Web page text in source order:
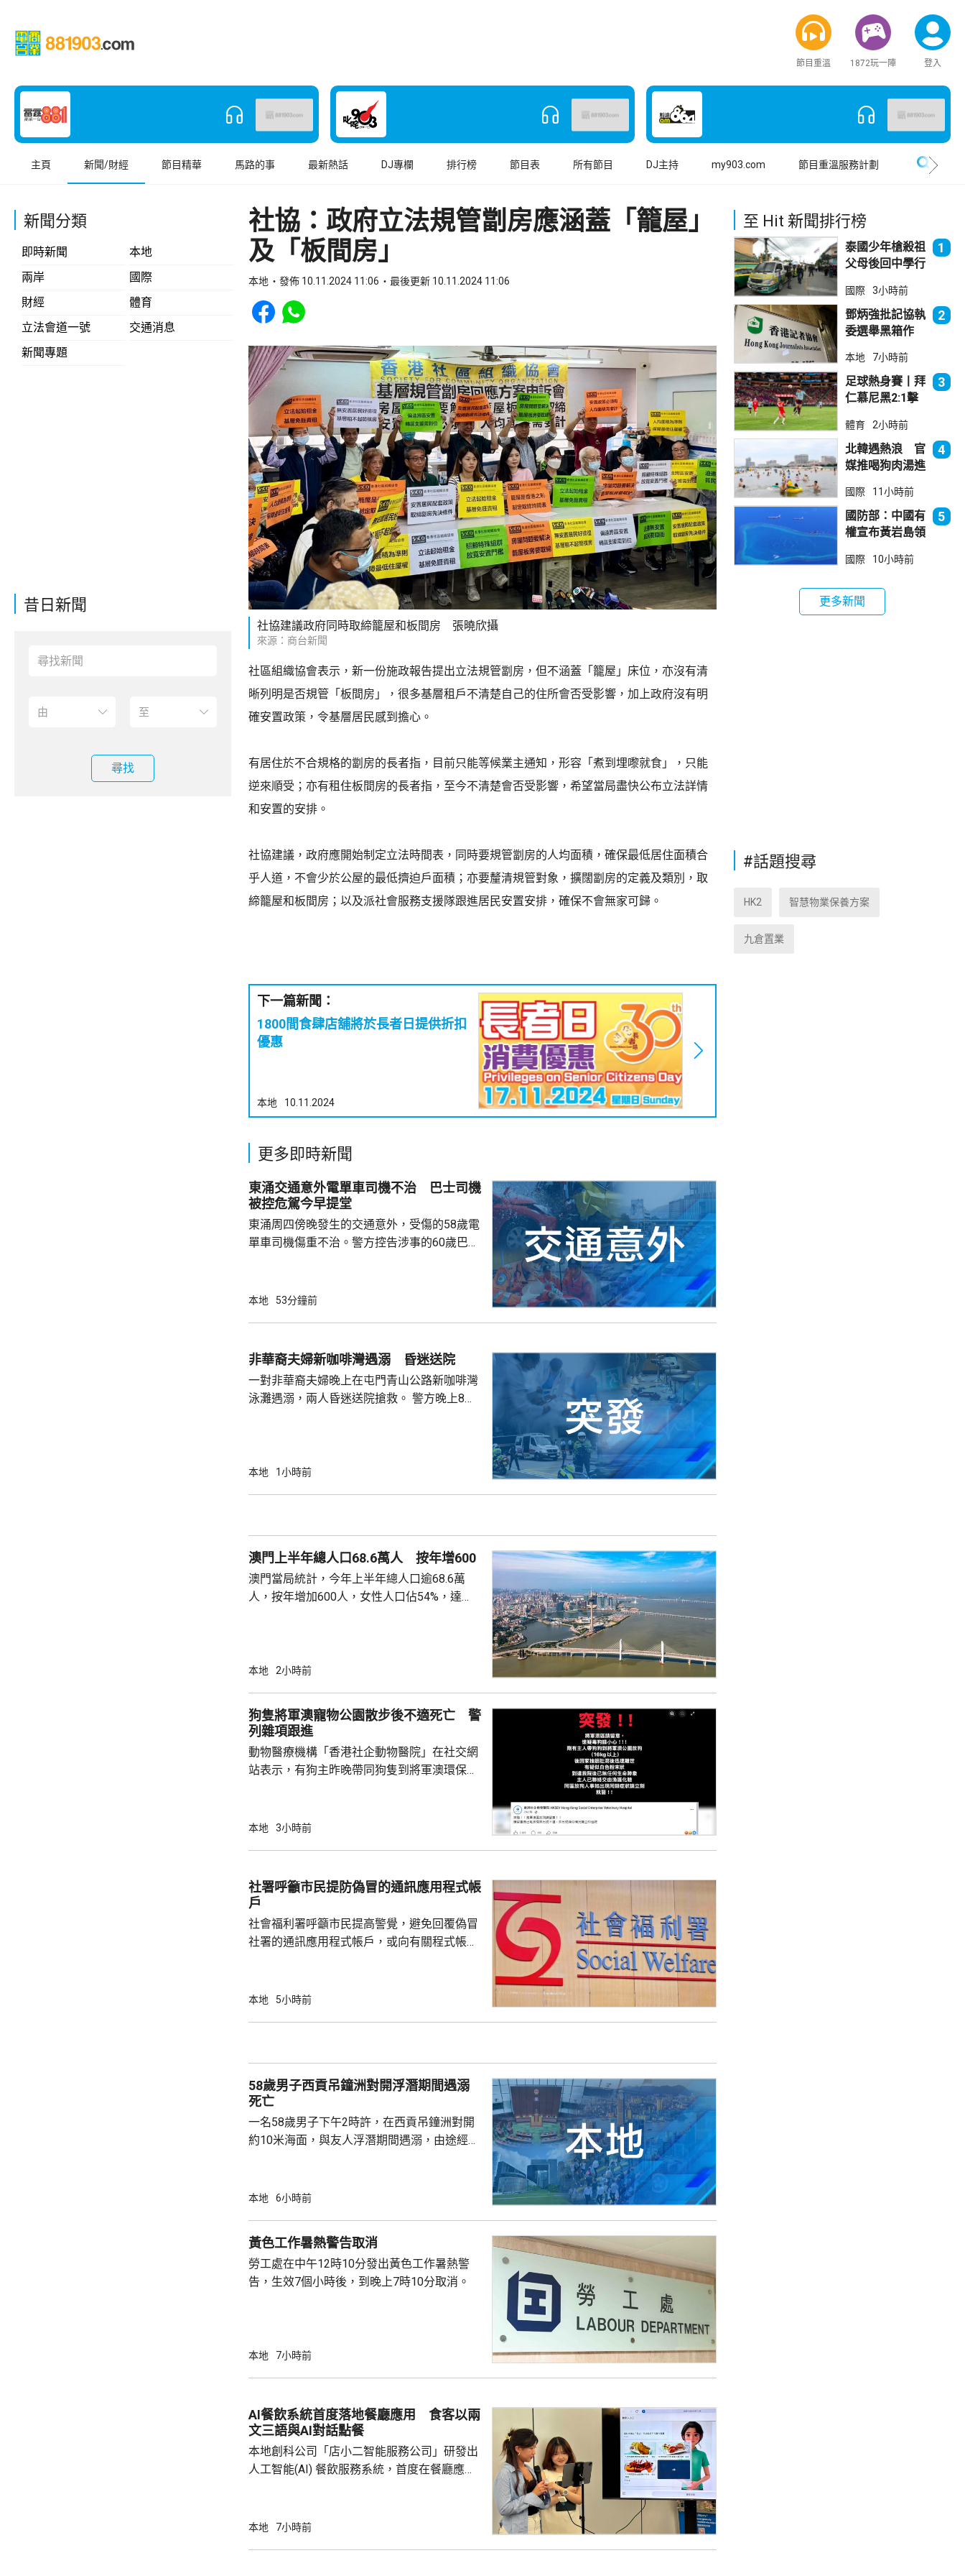
節目重溫 1872玩一陣 登入
主頁 新聞/財經 節目精華 馬路的事 最新熱話 DJ專欄 排行榜 節目表 所有節目 DJ主持 my903.com 節目重溫服務計劃
新聞分類
即時新聞
本地
兩岸
國際
財經
體育
立法會道一號
交通消息
新聞專題
昔日新聞
尋找
社協：政府立法規管劏房應涵蓋「籠屋」
及「板間房」
本地 發佈 10.11.2024 11:06 最後更新 10.11.2024 11:06
Share to Facebook
Share to WhatsApp
社協建議政府同時取締籠屋和板間房 張曉欣攝
來源：商台新聞
社區組織協會表示，新一份施政報告提出立法規管劏房，但不涵蓋「籠屋」床位，亦沒有清
晰列明是否規管「板間房」，很多基層租戶不清楚自己的住所會否受影響，加上政府沒有明
確安置政策，令基層居民感到擔心。
有居住於不合規格的劏房的長者指，目前只能等候業主通知，形容「煮到埋嚟就食」，只能
逆來順受；亦有租住板間房的長者指，至今不清楚會否受影響，希望當局盡快公布立法詳情
和安置的安排。
社協建議，政府應開始制定立法時間表，同時要規管劏房的人均面積，確保最低居住面積合
乎人道，不會少於公屋的最低擠迫戶面積；亦要釐清規管對象，擴闊劏房的定義及類別，取
締籠屋和板間房；以及派社會服務支援隊跟進居民安置安排，確保不會無家可歸。
下一篇新聞：
1800間食肆店舖將於長者日提供折扣
優惠
本地 10.11.2024
更多即時新聞
東涌交通意外電單車司機不治 巴士司機
被控危駕今早提堂
東涌周四傍晚發生的交通意外，受傷的58歲電
單車司機傷重不治。警方控告涉事的60歲巴士
龍運巴士沿東涌東交匯處行駛，去到近北大嶼
身體多處受傷，昏迷送往北大嶼山醫院，延至
周五早上8時許證實死亡。
本地 53分鐘前
非華裔夫婦新咖啡灣遇溺 昏迷送院
一對非華裔夫婦晚上在屯門青山公路新咖啡灣
泳灘遇溺，兩人昏迷送院搶救。 警方晚上8時
本地 1小時前
澳門上半年總人口68.6萬人 按年增600
澳門當局統計，今年上半年總人口逾68.6萬
人，按年增加600人，女性人口佔54%，達
方面，上半年從內地持單程證的新來澳人士有
471人，按年少逾420人。
本地 2小時前
狗隻將軍澳寵物公園散步後不適死亡 警
列雜項跟進
動物醫療機構「香港社企動物醫院」在社交網
站表示，有狗主昨晚帶同狗隻到將軍澳環保大
亡，狗主事後聯絡交由漁護署化驗。 警方表
捕。
本地 3小時前
社署呼籲市民提防偽冒的通訊應用程式帳
戶
社會福利署呼籲市民提高警覺，避免回覆偽冒
社署的通訊應用程式帳戶，或向有關程式帳戶
內的不明連結，以盗取市民的個人資料。社署
本地 5小時前
58歲男子西貢吊鐘洲對開浮潛期間遇溺
死亡
一名58歲男子下午2時許，在西貢吊鐘洲對開
約10米海面，與友人浮潛期間遇溺，由途經船
確定。
本地 6小時前
黃色工作暑熱警告取消
勞工處在中午12時10分發出黃色工作暑熱警
告，生效7個小時後，到晚上7時10分取消。
本地 7小時前
AI餐飲系統首度落地餐廳應用 食客以兩
文三語與AI對話點餐
本地創科公司「店小二智能服務公司」研發出
人工智能(AI) 餐飲服務系統，首度在餐廳應
話或英文對話，食客根據AI指示點餐，亦可讓
本地 7小時前
至 Hit 新聞排行榜
泰國少年槍殺祖
父母後回中學行
死23傷
1
國際 3小時前
鄧炳強批記協執
委選舉黑箱作
國安一定「釘死
你」
2
本地 7小時前
足球熱身賽丨拜
仁慕尼黑2:1擊
3
體育 2小時前
北韓遇熱浪 官
媒推喝狗肉湯進
4
國際 11小時前
國防部：中國有
權宣布黃岩島領
犯主權
5
國際 10小時前
更多新聞
#話題搜尋
HK2 智慧物業保養方案
九倉置業